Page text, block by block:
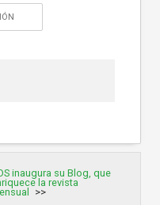
inaugura su Blog, que
la revista